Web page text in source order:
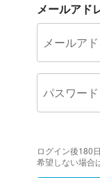
メールアド
メールア
パスワード
ログイン後180
希望しない場合